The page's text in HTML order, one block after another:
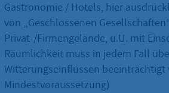
Gastronomie / Hotels, hier
von „Geschlossenen Gesellschaften“
Privat-/Firmengelände, u.U. mit
Räumlichkeit muss in jedem Fall
Witterungseinflüssen
Mindestvoraussetzung)